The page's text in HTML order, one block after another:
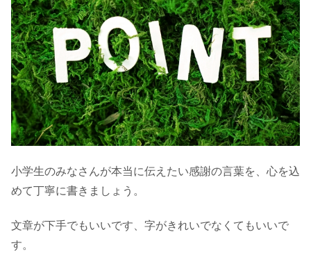
小学生のみなさんが本当に伝えたい感謝の言葉を、心を込
めて丁寧に書きましょう。
文章が下手でもいいです、字がきれいでなくてもいいで
す。